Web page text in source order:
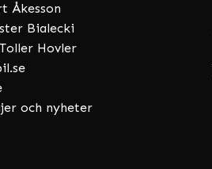
Åkesson
Bialecki
Hovler
och nyheter